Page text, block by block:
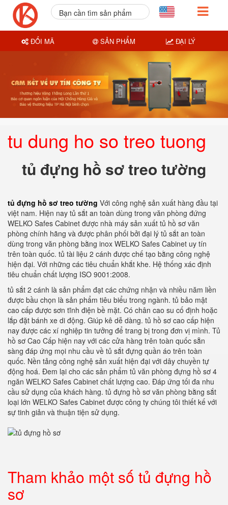
tu dung ho so treo tuong
tủ đựng hồ sơ treo tường
tủ đựng hồ sơ treo tường Với công nghệ sản xuất hàng đầu tại
việt nam. Hiện nay tủ sắt an toàn dùng trong văn phòng đứng
WELKO Safes Cabinet được nhà máy sản xuất tủ hồ sơ văn
phòng chính hãng và được phân phối bởi đại lý tủ sắt an toàn
dùng trong văn phòng bằng inox WELKO Safes Cabinet uy tín
trên toàn quốc. tủ tài liệu 2 cánh được chế tạo bằng công nghệ
hiện đại. Với những các tiêu chuẩn khắt khe. Hệ thống xác định
tiêu chuẩn chất lượng ISO 9001:2008.
tủ sắt 2 cánh là sản phẩm đạt các chứng nhận và nhiều năm liền
được bầu chọn là sản phẩm tiêu biểu trong ngành. tủ bảo mật
cao cấp được sơn tĩnh điện bề mặt. Có chân cao su cố định hoặc
lắp đặt bánh xe di động. Giúp kê dễ dàng. tủ hồ sơ cao cấp hiện
nay được các xí nghiệp tin tưởng để trang bị trong đơn vị mình. Tủ
hồ sơ Cao Cấp hiện nay với các cửa hàng trên toàn quốc sẵn
sàng đáp ứng mọi nhu cầu về tủ sắt đựng quần áo trên toàn
quốc. Nền tảng công nghệ sản xuất hiện đại với dây chuyền tự
động hoá. Đem lại cho các sản phẩm tủ văn phòng đựng hồ sơ 4
ngăn WELKO Safes Cabinet chất lượng cao. Đáp ứng tối đa nhu
cầu sử dụng của khách hàng. tủ đựng hồ sơ văn phòng bằng sắt
loại lớn WELKO Safes Cabinet được công ty chúng tôi thiết kế với
sự tinh giản và thuận tiện sử dụng.
Tham khảo một số tủ đựng hồ
sơ
Bạn cần tìm sản phẩm
ĐỔI MÃ SẢN PHẨM ĐẠI LÝ